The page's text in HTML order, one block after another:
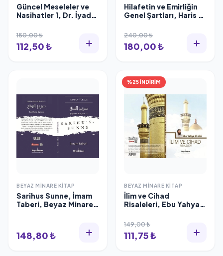
Güncel Meseleler ve
Nasihatler 1, Dr. İyad
150,00 ₺
112,50 ₺
Hilafetin ve Emirliğin
Genel Şartları, Haris el
240,00 ₺
180,00 ₺
BEYAZ MINARE KITAP
Sarihus Sunne, İmam
Taberi, Beyaz Minare
148,80 ₺
%25 İNDİRİM
BEYAZ MINARE KITAP
İlim ve Cihad
Risaleleri, Ebu Yahya
149,00 ₺
111,75 ₺